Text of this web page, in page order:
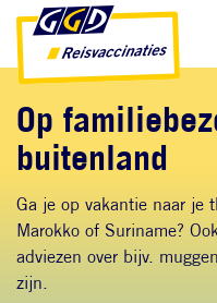
Direct naar inhoud
Direct naar hoofdnavigatie
Direct naar zoekfunctie
Op
buitenland
Ga je op vakantie naar je
Marokko of Suriname?
adviezen over bijv.
zijn.